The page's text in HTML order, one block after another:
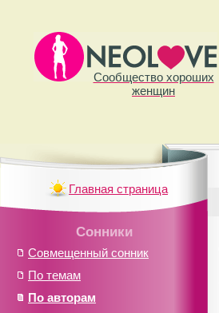
Сообщество хороших
женщин
Главная страница
Сонники
Совмещенный сонник
По темам
По авторам